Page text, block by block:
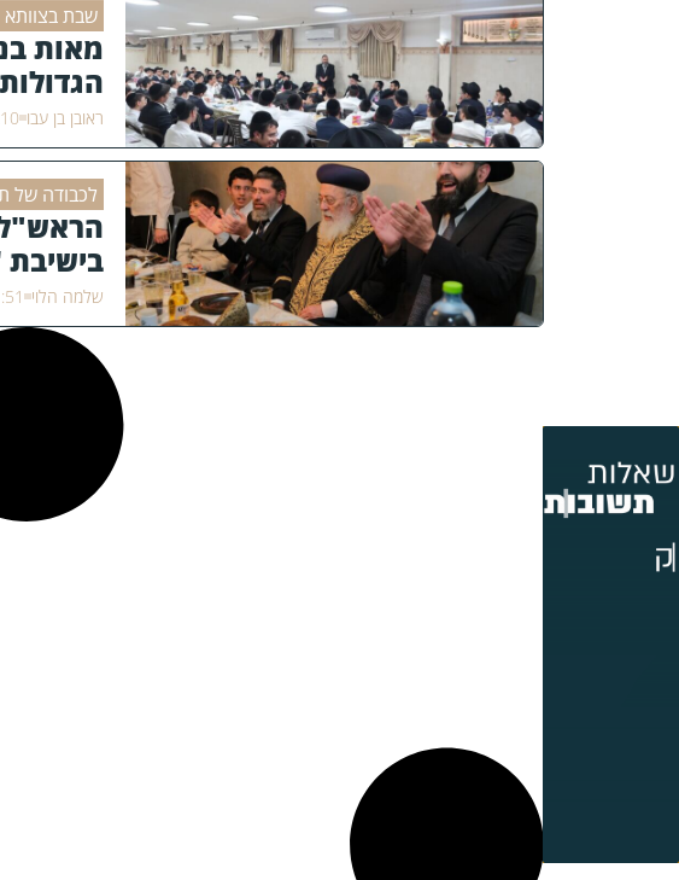
שבת בצוותא
מאות
הגדולות
ראובן בן עבו
לכבודה של
שלמה הלוי